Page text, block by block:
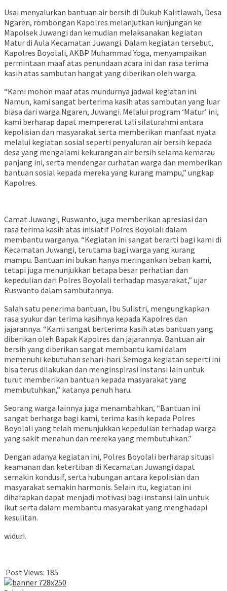
Usai menyalurkan bantuan air bersih di Dukuh Kalitlawah, Desa
Ngaren, rombongan Kapolres melanjutkan kunjungan ke
Mapolsek Juwangi dan kemudian melaksanakan kegiatan
Matur di Aula Kecamatan Juwangi. Dalam kegiatan tersebut,
Kapolres Boyolali, AKBP Muhammad Yoga, menyampaikan
permintaan maaf atas penundaan acara ini dan rasa terima
kasih atas sambutan hangat yang diberikan oleh warga.
“Kami mohon maaf atas mundurnya jadwal kegiatan ini.
Namun, kami sangat berterima kasih atas sambutan yang luar
biasa dari warga Ngaren, Juwangi. Melalui program ‘Matur’ ini,
kami berharap dapat mempererat tali silaturahmi antara
kepolisian dan masyarakat serta memberikan manfaat nyata
melalui kegiatan sosial seperti penyaluran air bersih kepada
desa yang mengalami kekurangan air bersih selama kemarau
panjang ini, serta mendengar curhatan warga dan memberikan
bantuan sosial kepada mereka yang kurang mampu,” ungkap
Kapolres.
Camat Juwangi, Ruswanto, juga memberikan apresiasi dan
rasa terima kasih atas inisiatif Polres Boyolali dalam
membantu warganya. “Kegiatan ini sangat berarti bagi kami di
Kecamatan Juwangi, terutama bagi warga yang kurang
mampu. Bantuan ini bukan hanya meringankan beban kami,
tetapi juga menunjukkan betapa besar perhatian dan
kepedulian dari Polres Boyolali terhadap masyarakat,” ujar
Ruswanto dalam sambutannya.
Salah satu penerima bantuan, Ibu Sulistri, mengungkapkan
rasa syukur dan terima kasihnya kepada Kapolres dan
jajarannya. “Kami sangat berterima kasih atas bantuan yang
diberikan oleh Bapak Kapolres dan jajarannya. Bantuan air
bersih yang diberikan sangat membantu kami dalam
memenuhi kebutuhan sehari-hari. Semoga kegiatan seperti ini
bisa terus dilakukan dan menginspirasi instansi lain untuk
turut memberikan bantuan kepada masyarakat yang
membutuhkan,” katanya penuh haru.
Seorang warga lainnya juga menambahkan, “Bantuan ini
sangat berharga bagi kami, terima kasih kepada Polres
Boyolali yang telah menunjukkan kepedulian terhadap warga
yang sakit menahun dan mereka yang membutuhkan.”
Dengan adanya kegiatan ini, Polres Boyolali berharap situasi
keamanan dan ketertiban di Kecamatan Juwangi dapat
semakin kondusif, serta hubungan antara kepolisian dan
masyarakat semakin harmonis. Selain itu, kegiatan ini
diharapkan dapat menjadi motivasi bagi instansi lain untuk
ikut serta dalam membantu masyarakat yang menghadapi
kesulitan.
widuri.
Post Views: 185